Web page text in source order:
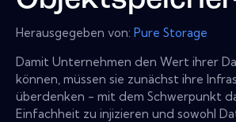
Herausgegeben von: Pure Storage
Damit Unternehmen den Wert ihrer
können, müssen sie zunächst ihre
überdenken - mit dem Schwerpunkt
Einfachheit zu injizieren und sowohl